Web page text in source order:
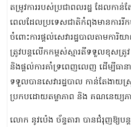
តម្រូវការរបស់ប្រជាពលរដ្ឋ ដែលកាន់ត
ពេលដែលប្រទេសជាតិកំពុងមានការរី
ចំពោះការផ្ដល់សេវារដ្ឋបាលតាមក
ត្រូវបន្តលើកកម្ពស់ស្មារតីទទួលខុសត្រូវ
និងផ្ដល់ការគាំទ្រពេញលេញ ដើម្បីធាន
ទទួលបានសេវារដ្ឋបាល កាន់តែងាយ
ប្រកបដោយតម្លាភាព និង គណនេយ្យភ
លោក នូវប៉េង ច័ន្ទតារា បានជំរុញឱ្យប